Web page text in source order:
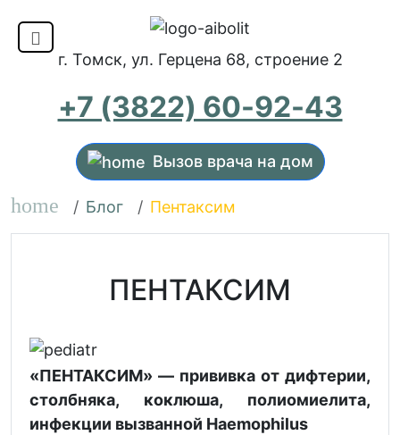
г. Томск, ул. Герцена 68, строение 2
+7 (3822) 60-92-43
Вызов врача на дом
home Блог Пентаксим
ПЕНТАКСИМ
«ПЕНТАКСИМ» — прививка от дифтерии,
столбняка, коклюша, полиомиелита,
инфекции вызванной Haemophilus